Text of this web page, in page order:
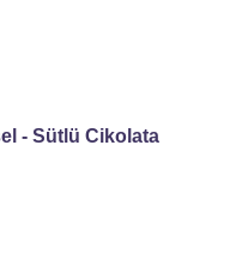
- Sütlü Cikolata